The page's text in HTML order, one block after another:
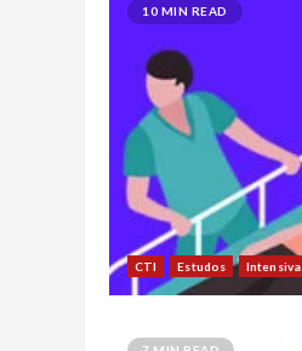
10 MIN READ
CTI Estudos Intensiva